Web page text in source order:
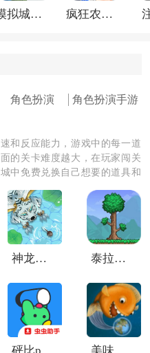
素推进，例如启动装
。
模拟城市我是巿长联机版 疯狂农场3美国派19
角色扮演 角色扮演手游
和反应能力，游戏中的每一道
的关卡难度越大，在玩家闯关
中免费兑换自己想要的道具和
了，快来和他偶遇吧。
神龙吞噬传说 泰拉瑞亚灾厄